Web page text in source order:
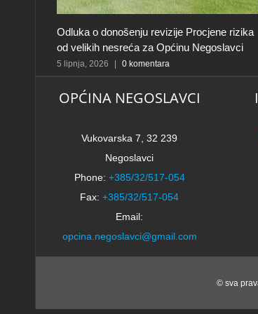
Odluka o donošenju revizije Procjene rizika
od velikih nesreća za Općinu Negoslavci
5 lipnja, 2026 0 komentara
OPĆINA NEGOSLAVCI
Vukovarska 7, 32 239
Negoslavci
Phone: +385/32/517-054
Fax: +385/32/517-054
Email:
opcina.negoslavci@gmail.com
© sva